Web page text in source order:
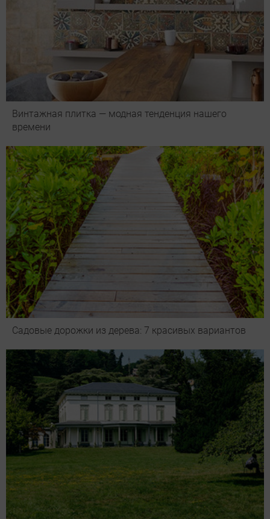
Винтажная плитка — модная тенденция нашего
времени
Садовые дорожки из дерева: 7 красивых вариантов